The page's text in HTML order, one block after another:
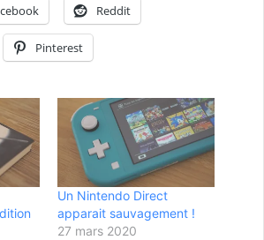
Reddit
Pinterest
Un Nintendo Direct
apparait sauvagement !
27 mars 2020